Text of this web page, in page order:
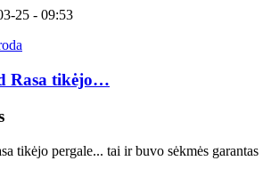
25 - 09:53
Rasa tikėjo…
tikėjo pergale... tai ir buvo sėkmės garantas